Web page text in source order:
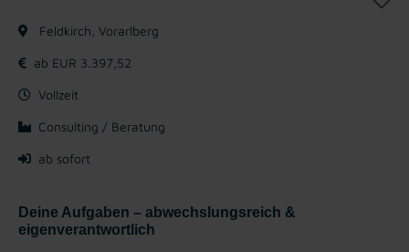
Feldkirch, Vorarlberg
ab EUR 3.397,52
Vollzeit
Consulting / Beratung
ab sofort
Deine Aufgaben – abwechslungsreich &
eigenverantwortlich